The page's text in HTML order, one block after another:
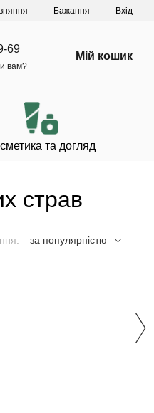
Бажання Вхід
69
вам?
Мій кошик
та догляд
страв
за популярністю